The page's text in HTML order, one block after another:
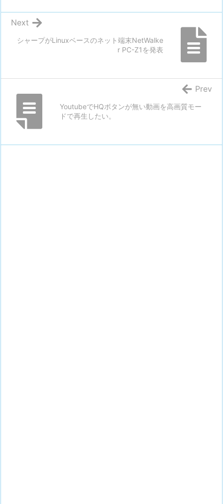
シャープがLinuxベースのネット端末NetWalke
r PC-Z1を発表
Next
YoutubeでHQボタンが無い動画を高画質モー
ドで再生したい。
Prev